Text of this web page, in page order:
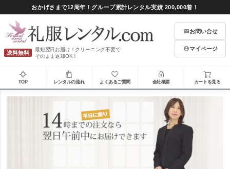
おかげさまで12周年！グループ累計レンタル実績 200,000着！
送料無料
最短翌日お届け！クリーニング不要で
そのまま返却OK！
お問い合せ
マイページ
TOP レンタルの流れ よくあるご質問 会社概要 カートを見る